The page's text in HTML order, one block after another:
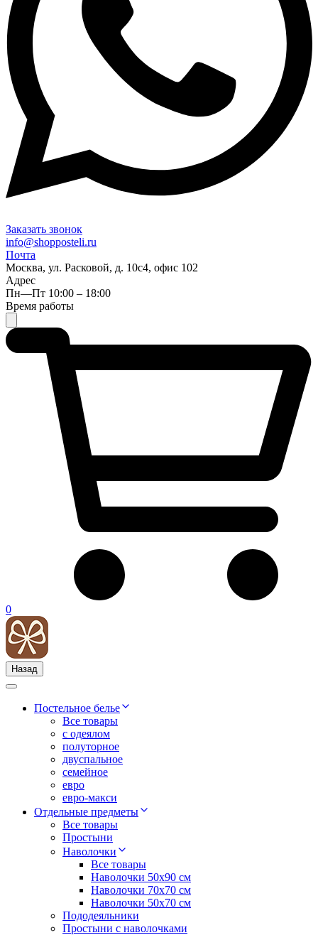
Заказать звонок
info@shopposteli.ru
Почта
Москва, ул. Расковой, д. 10с4, офис 102
Адрес
Пн—Пт 10:00 – 18:00
Время работы
0
Назад
Постельное белье
Все товары
с одеялом
полуторное
двуспальное
семейное
евро
евро-макси
Отдельные предметы
Все товары
Простыни
Наволочки
Все товары
Наволочки 50x90 см
Наволочки 70x70 cм
Наволочки 50х70 см
Пододеяльники
Простыни с наволочками